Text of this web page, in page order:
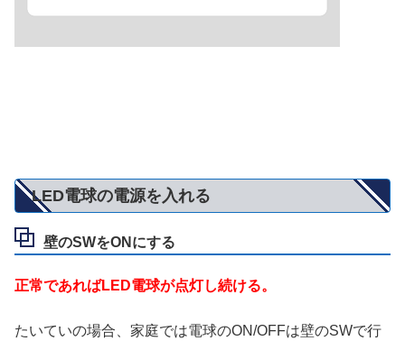
LED電球の電源を入れる
壁のSWをONにする
正常であればLED電球が点灯し続ける。
たいていの場合、家庭では電球のON/OFFは壁のSWで行